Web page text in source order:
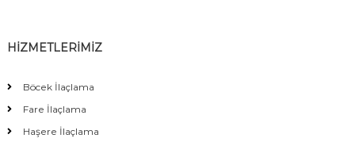
HİZMETLERİMİZ
Böcek İlaçlama
Fare İlaçlama
Haşere İlaçlama